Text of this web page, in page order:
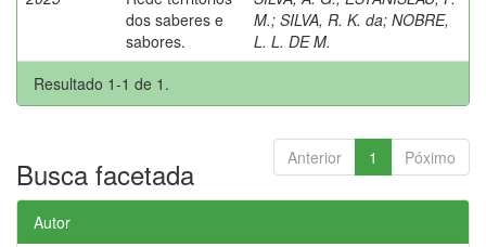
dos saberes e
sabores.
M.; SILVA, R. K. da; NOBRE,
L. L. DE M.
Resultado 1-1 de 1.
Anterior 1 Póximo
Busca facetada
Autor